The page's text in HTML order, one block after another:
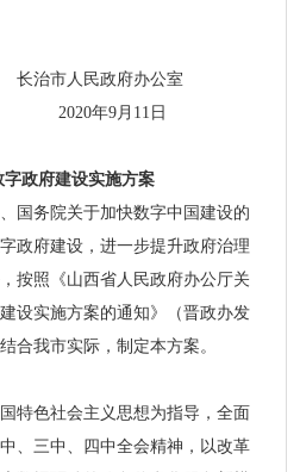
长治市人民政府办公室
2020年9月11日
政府建设实施方案
国务院关于加快数字中国建设的
政府建设，进一步提升政府治理
按照《山西省人民政府办公厅关
设实施方案的通知》（晋政办发
结合我市实际，制定本方案。
特色社会主义思想为指导，全面
、三中、四中全会精神，以改革